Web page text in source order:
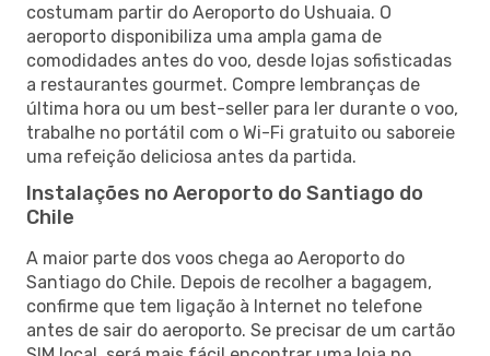
costumam partir do Aeroporto do Ushuaia. O
aeroporto disponibiliza uma ampla gama de
comodidades antes do voo, desde lojas sofisticadas
a restaurantes gourmet. Compre lembranças de
última hora ou um best-seller para ler durante o voo,
trabalhe no portátil com o Wi-Fi gratuito ou saboreie
uma refeição deliciosa antes da partida.
Instalações no Aeroporto do Santiago do
Chile
A maior parte dos voos chega ao Aeroporto do
Santiago do Chile. Depois de recolher a bagagem,
confirme que tem ligação à Internet no telefone
antes de sair do aeroporto. Se precisar de um cartão